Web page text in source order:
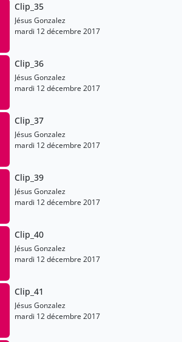
Clip_35
Jésus Gonzalez
mardi 12 décembre 2017
Clip_36
Jésus Gonzalez
mardi 12 décembre 2017
Clip_37
Jésus Gonzalez
mardi 12 décembre 2017
Clip_39
Jésus Gonzalez
mardi 12 décembre 2017
Clip_40
Jésus Gonzalez
mardi 12 décembre 2017
Clip_41
Jésus Gonzalez
mardi 12 décembre 2017